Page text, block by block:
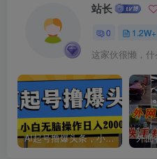
站长
0 1.2W+
这家伙很懒，
AI起号撸爆头条，小白也能操作，日入2000+